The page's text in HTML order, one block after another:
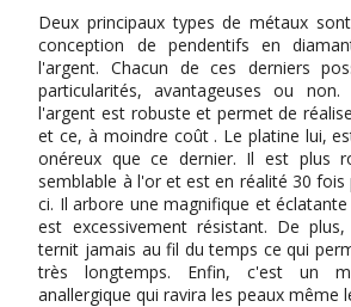
Deux principaux types de métaux
conception de pendentifs en
l'argent. Chacun de ces derniers
particularités, avantageuses ou non.
l'argent est robuste et permet de
et ce, à moindre coût . Le platine lui,
onéreux que ce dernier. Il est plus
semblable à l'or et est en réalité 30 fois
ci. Il arbore une magnifique et
est excessivement résistant. De
ternit jamais au fil du temps ce qui
très longtemps. Enfin, c'est un
anallergique qui ravira les peaux même